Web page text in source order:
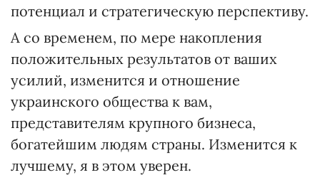
потенциал и стратегическую перспективу.
А со временем, по мере накопления
положительных результатов от ваших
усилий, изменится и отношение
украинского общества к вам,
представителям крупного бизнеса,
богатейшим людям страны. Изменится к
лучшему, я в этом уверен.